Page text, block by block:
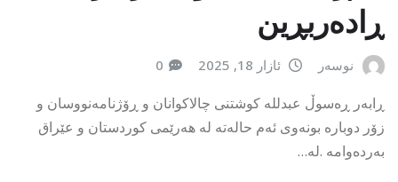
ڕادەربڕین
نوسەر ئازار 18, 2025 0
ڕابەر ڕەسوڵ عبدللە کوشتنی چالاکوانان و ڕۆژنامەنووسان و
زۆر دوبارە بونەوی ئەم حالەتە لە هەرێمی کوردستان و عێراق
بەردەوامە .لە…